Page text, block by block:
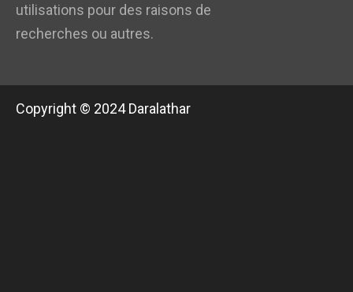
utilisations pour des raisons de
recherches ou autres.
Copyright © 2024 Daralathar